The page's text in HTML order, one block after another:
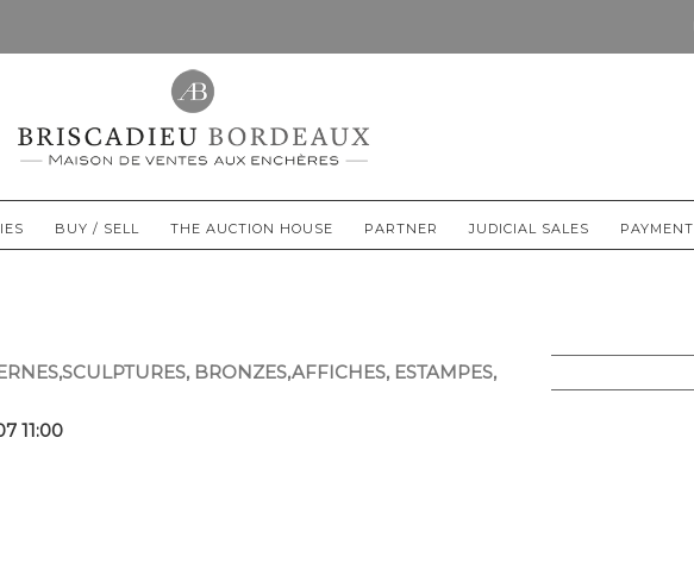
BUY / SELL THE AUCTION HOUSE PARTNER JUDICIAL SALES PAYMENT
BRONZES,AFFICHES, ESTAMPES,
11:00